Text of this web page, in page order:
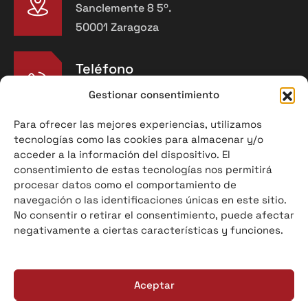
Gestionar consentimiento
Para ofrecer las mejores experiencias, utilizamos
tecnologías como las cookies para almacenar y/o
acceder a la información del dispositivo. El
consentimiento de estas tecnologías nos permitirá
procesar datos como el comportamiento de
navegación o las identificaciones únicas en este sitio.
No consentir o retirar el consentimiento, puede afectar
negativamente a ciertas características y funciones.
Aceptar
Sanclemente 8 5º.
50001 Zaragoza
Teléfono
976 91 90 30
E-mail
info@refraceram.com
Información legal